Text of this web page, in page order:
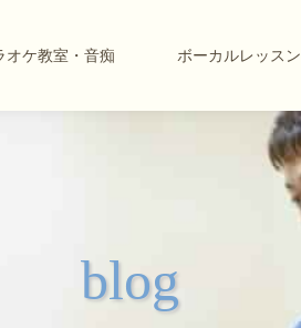
オケ教室・音痴 ボーカルレッスン
blog